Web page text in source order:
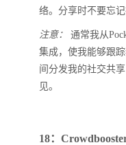
络。分享时不要忘
注意： 通常我从
集成，使我能够跟
间分发我的社交共
见。
18：